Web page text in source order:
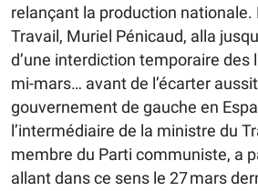
relançant la production nationale.
Travail, Muriel Pénicaud, alla
d’une interdiction temporaire des
mi-mars… avant de l’écarter
gouvernement de gauche en
l’intermédiaire de la ministre du
membre du Parti communiste, a
allant dans ce sens le 27 mars